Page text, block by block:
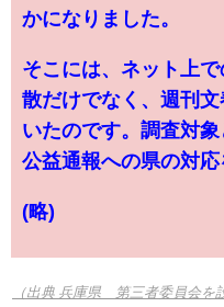
かになりました。
そこには、ネット上
散だけでなく、週刊
いたのです。調査対
公益通報への県の対応
(略)
（出典 兵庫県 第三者委員会を